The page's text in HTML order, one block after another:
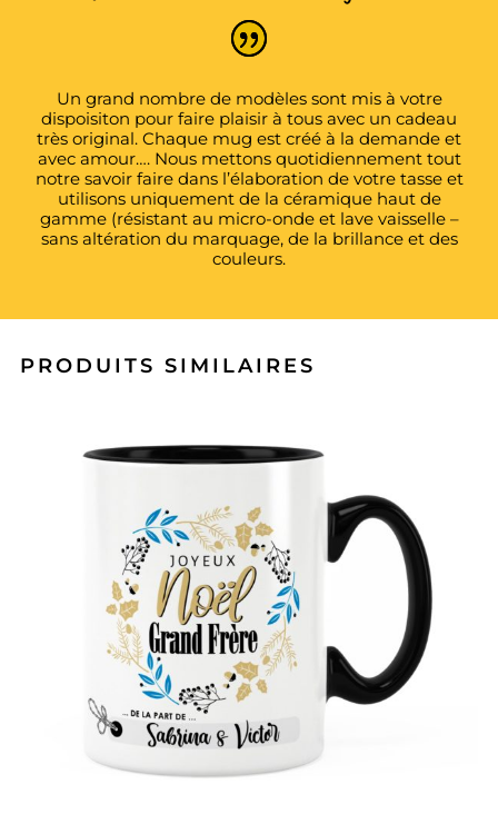
Un grand nombre de modèles sont mis à votre
dispoisiton pour faire plaisir à tous avec un cadeau
très original. Chaque mug est créé à la demande et
avec amour…. Nous mettons quotidiennement tout
notre savoir faire dans l’élaboration de votre tasse et
utilisons uniquement de la céramique haut de
gamme (résistant au micro-onde et lave vaisselle –
sans altération du marquage, de la brillance et des
couleurs.
PRODUITS SIMILAIRES